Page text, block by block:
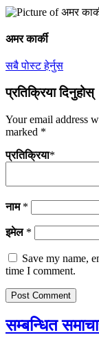
अमर कार्की
सबै पोस्ट हेर्नुस
प्रतिक्रिया दिनुहोस्
Your email address
marked *
प्रतिक्रिया*
नाम *
इमेल *
Save my name,
time I comment.
सम्बन्धित